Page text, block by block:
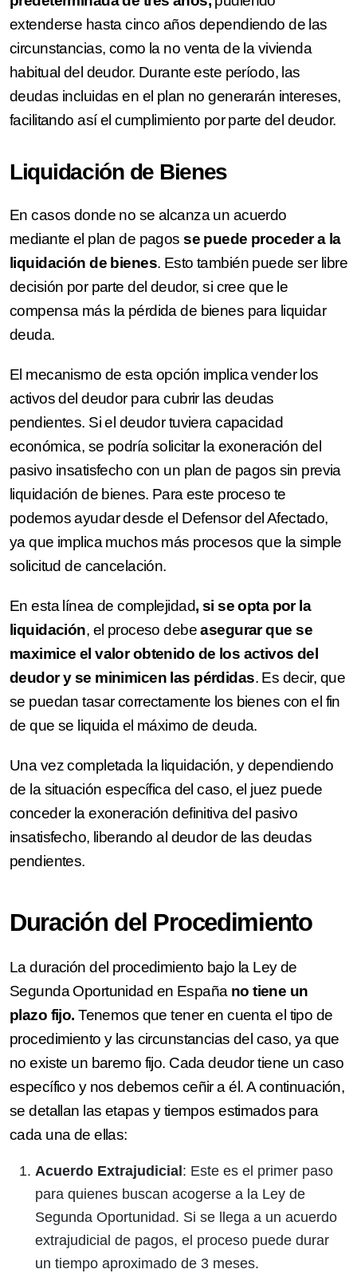
extenderse hasta cinco años dependiendo de las
circunstancias, como la no venta de la vivienda
habitual del deudor. Durante este período, las
deudas incluidas en el plan no generarán intereses,
facilitando así el cumplimiento por parte del deudor.
Liquidación de Bienes
En casos donde no se alcanza un acuerdo
mediante el plan de pagosse puede proceder a la
liquidación de bienes. Esto también puede ser libre
decisión por parte del deudor, si cree que le
compensa más la pérdida de bienes para liquidar
deuda.
El mecanismo de esta opción implica vender los
activos del deudor para cubrir las deudas
pendientes. Si el deudor tuviera capacidad
económica, se podría solicitar la exoneración del
pasivo insatisfecho con un plan de pagos sin previa
liquidación de bienes. Para este proceso te
podemos ayudar desde el Defensor del Afectado,
ya que implica muchos más procesos que la simple
solicitud de cancelación.
En esta línea de complejidad, si se opta por la
liquidación, el proceso debeasegurar que se
maximice el valor obtenido de los activos del
deudor y se minimicen las pérdidas. Es decir, que
se puedan tasar correctamente los bienes con el fin
de que se liquida el máximo de deuda.
Una vez completada la liquidación, y dependiendo
de la situación específica del caso, el juez puede
conceder la exoneración definitiva del pasivo
insatisfecho, liberando al deudor de las deudas
pendientes.
Duración del Procedimiento
La duración del procedimiento bajo la Ley de
Segunda Oportunidad en España no tiene un
plazo fijo.Tenemos que tener en cuenta el tipo de
procedimiento y las circunstancias del caso, ya que
no existe un baremo fijo. Cada deudor tiene un caso
específico y nos debemos ceñir a él. A continuación,
se detallan las etapas y tiempos estimados para
cada una de ellas:
Acuerdo Extrajudicial: Este es el primer paso
para quienes buscan acogerse a la Ley de
Segunda Oportunidad. Si se llega a un acuerdo
extrajudicial de pagos, el proceso puede durar
un tiempo aproximado de 3 meses.